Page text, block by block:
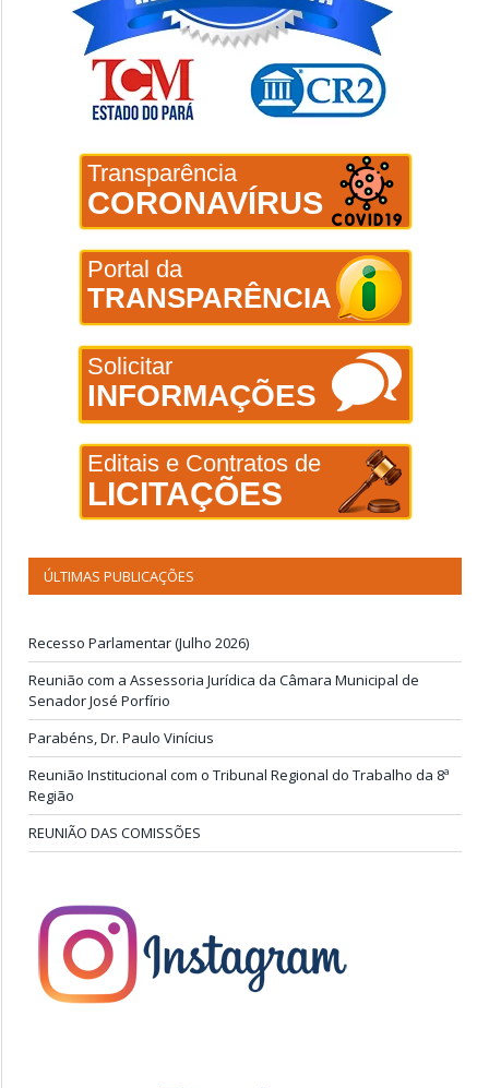
Transparência
CORONAVÍRUS
Portal da
TRANSPARÊNCIA
Solicitar
INFORMAÇÕES
Editais e Contratos de
LICITAÇÕES
ÚLTIMAS PUBLICAÇÕES
Recesso Parlamentar (Julho 2026)
Reunião com a Assessoria Jurídica da Câmara Municipal de
Senador José Porfírio
Parabéns, Dr. Paulo Vinícius
Reunião Institucional com o Tribunal Regional do Trabalho da 8ª
Região
REUNIÃO DAS COMISSÕES